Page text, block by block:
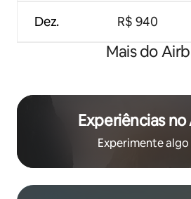
Dez. R$ 940
Mais do
Experiências
Experimente